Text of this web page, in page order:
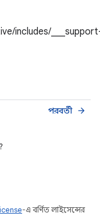
includes/
পরবর্তী arrow_forward
-এ বর্ণিত লাইসেন্সের